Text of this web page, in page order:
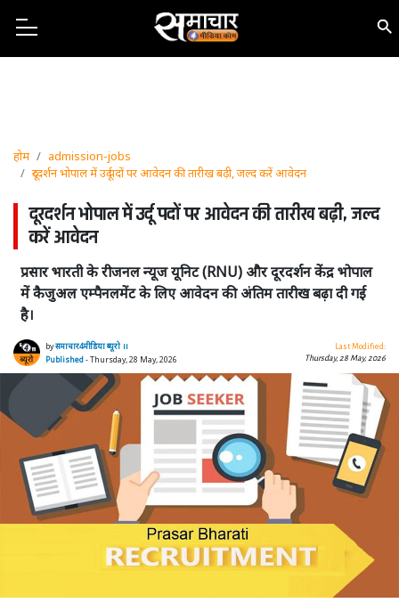
होम
admission-jobs
दूरदर्शन भोपाल में उर्दू पदों पर आवेदन की तारीख बढ़ी, जल्द करें आवेदन
दूरदर्शन भोपाल में उर्दू पदों पर आवेदन की तारीख बढ़ी, जल्द
करें आवेदन
प्रसार भारती के रीजनल न्यूज यूनिट (RNU) और दूरदर्शन केंद्र भोपाल
में कैजुअल एम्पैनलमेंट के लिए आवेदन की अंतिम तारीख बढ़ा दी गई
है।
byसमाचार4मीडिया ब्यूरो ।।
Published- Thursday, 28 May, 2026
Last Modified:
Thursday, 28 May, 2026